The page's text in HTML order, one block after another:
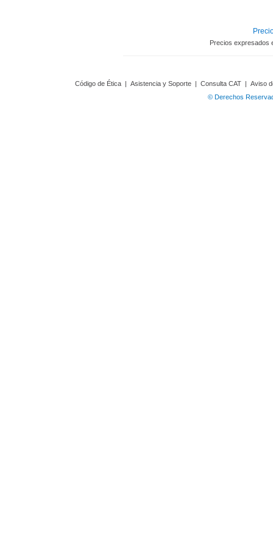
Precios expresados
Código de Ética | Asistencia y Soporte | Consulta CAT | Aviso
© Derechos